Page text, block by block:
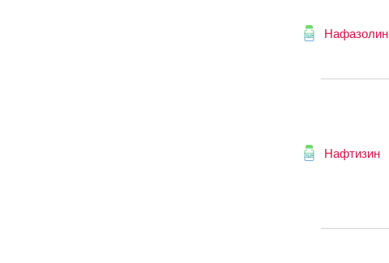
Нафазолин
Нафтизин